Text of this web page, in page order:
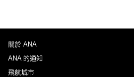
關於 ANA
ANA 的通知
飛航城市